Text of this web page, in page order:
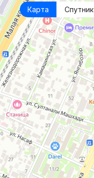
Карта Спутник